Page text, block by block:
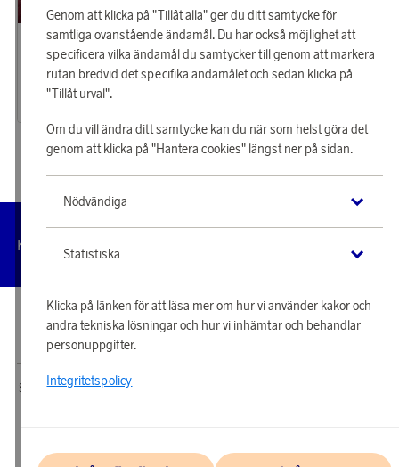
Philips
Tjäna 1 807 poäng
Ångstrykjärn Azur 8000 Series DST8050/20
58 270 poäng
Philips
Tjäna 5 809 poäng
Skaftdammsugare 7000 Series Aqua XC7057/01
Genom att klicka på "Tillåt alla" ger du ditt samtycke för
samtliga ovanstående ändamål. Du har också möjlighet att
specificera vilka ändamål du samtycker till genom att markera
rutan bredvid det specifika ändamålet och sedan klicka på
"Tillåt urval".
Om du vill ändra ditt samtycke kan du när som helst göra det
genom att klicka på "Hantera cookies" längst ner på sidan.
Nödvändiga
Statistiska
Klicka på länken för att läsa mer om hur vi använder kakor och
andra tekniska lösningar och hur vi inhämtar och behandlar
personuppgifter.
Integritetspolicy
Kundservice Villkor
© 2026 Scandinavian Airlines System-Denmark-Norway-Sweden, org.nr
SAS EuroBonus webbshop drivs av Awardit CLS AB. Copyright © 2026 Awardit